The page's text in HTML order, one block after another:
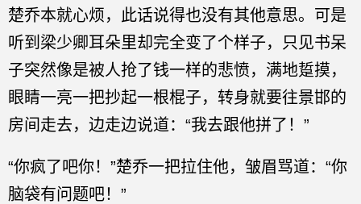
楚乔本就心烦，此话说得也没有其他意思。可是
听到梁少卿耳朵里却完全变了个样子，只见书呆
子突然像是被人抢了钱一样的悲愤，满地踅摸，
眼睛一亮一把抄起一根棍子，转身就要往景邯的
房间走去，边走边说道：“我去跟他拼了！”
“你疯了吧你！”楚乔一把拉住他，皱眉骂道：“你
脑袋有问题吧！”